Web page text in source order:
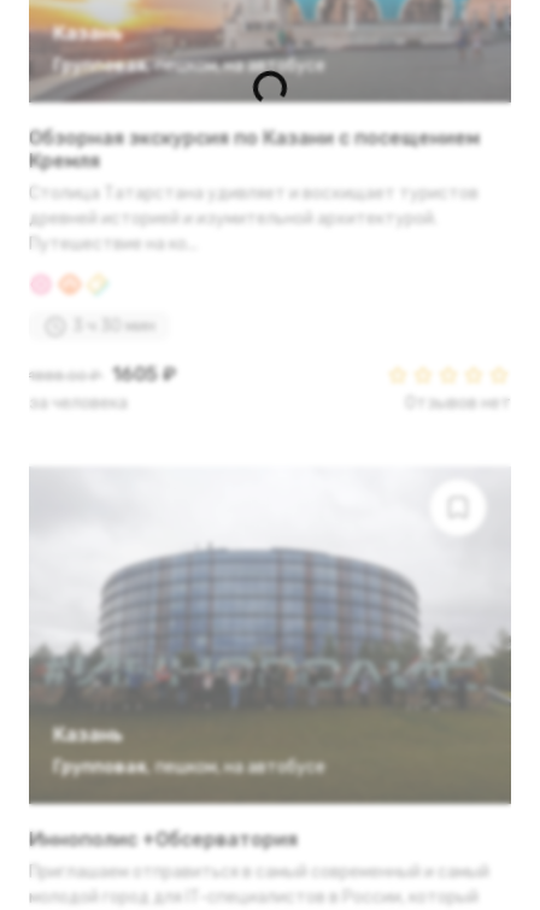
Казань
Групповая, пешком, на автобусе
Обзорная экскурсия по Казани с посещением
Кремля
Столица Татарстана удивляет и восхищает туристов
древней историей и изумительной архитектурой.
Путешествие на ко...
3 ч 30 мин
1888.00 ₽ 1605 ₽
за человека Отзывов нет
Казань
Групповая, пешком, на автобусе
Иннополис +Обсерватория
Приглашаем отправиться в самый современный и самый
молодой город для IT-специалистов в России, который